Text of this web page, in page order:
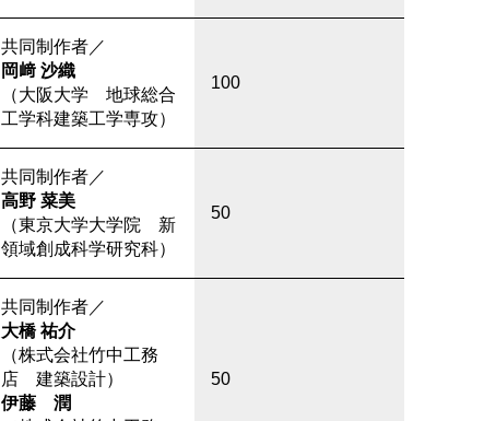
共同制作者／
岡﨑 沙織
（大阪大学 地球総合
工学科建築工学専攻）
100
共同制作者／
高野 菜美
（東京大学大学院 新
領域創成科学研究科）
50
共同制作者／
大橋 祐介
（株式会社竹中工務
店 建築設計）
伊藤 潤
50